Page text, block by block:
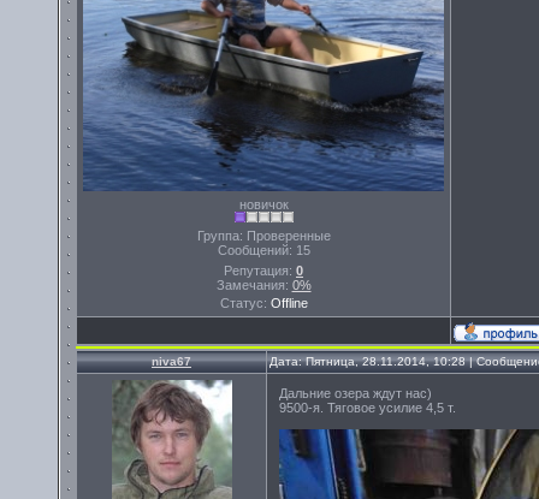
новичок
Группа: Проверенные
Сообщений: 15
Репутация: 0
Замечания: 0%
Статус: Offline
niva67 Дата: Пятница, 28.11.2014, 10:28 |
Дальние озера ждут нас)
9500-я. Тяговое усилие 4,5 т.